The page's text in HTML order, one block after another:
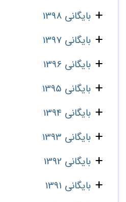
بایگانی 1398
بایگانی 1397
بایگانی 1396
بایگانی 1395
بایگانی 1394
بایگانی 1393
بایگانی 1392
بایگانی 1391